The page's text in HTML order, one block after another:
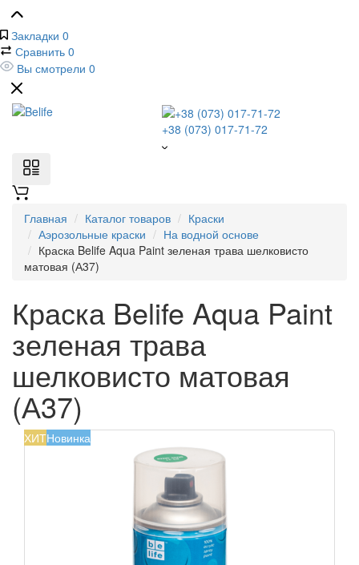
Закладки 0
Сравнить 0
Вы смотрели 0
+38 (073) 017-71-72
Главная Каталог товаров
Краски
Аэрозольные краски
На водной основе
Краска Belife Aqua Paint зеленая трава шелковисто
матовая (А37)
Краска Belife Aqua Paint
зеленая трава
шелковисто матовая
(А37)
ХИТНовинка